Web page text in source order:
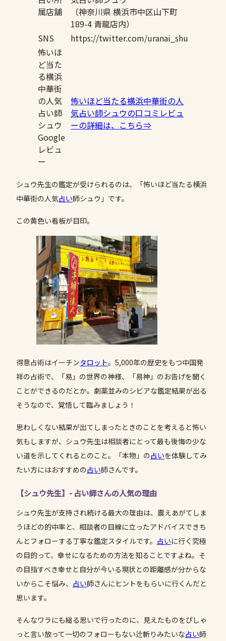
属店舗
（神奈川県 横浜市中区山下町
189-4 青龍店内）
SNS
https://twitter.com/uranai_shu
怖いほ
ど当た
る横浜
中華街
の人気
占い師
シュウ
Google
レビュ
ー
怖いほど当たる横浜中華街の人
気占い師シュウの口コミレビュ
ーの詳細は、こちら⇒
シュウ先生の鑑定が受けられるのは、「怖いほど当たる横浜
中華街の人気占い師シュウ」です。
この黄色い看板が目印。
得意占術はイーチンタロット。5,000年の歴史をもつ中国発
祥の占術で、「易」の世界の神様、「易神」のお告げを聞く
ことができるのだとか。劇薬並みのシビアな鑑定結果が出る
そうなので、覚悟して臨みましょう！
思わしくない結果が出てしまったときのことを考えると怖い
気もしますが、シュウ先生は相談者にとって最も後悔の少な
い道を示してくれるとのこと。「本物」の占いを体験してみ
たい方にはおすすめの占い師さんです。
【シュウ先生】- 占い師さんの人気の理由
シュウ先生が支持され続ける最大の理由は、震えあがてしま
うほどの的中率と、相談者の目線に立ったアドバイスできち
んとフォローする丁寧な鑑定スタイルです。 占いに行く究極
の目的って、幸せになるための方法を知ることですよね。そ
の目指すべき幸せと自分が今いる現状との距離感が分からな
いからこそ悩み、 占い師さんにヒントをもらいに行くんだと
思います。
そんなワラにも縋る思いで行ったのに、見えたものをぴしゃ
っと言い放って一切のフォローもない辻斬りみたいな占い師